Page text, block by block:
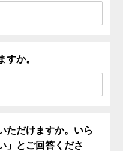
すか。
ただけますか。いら
」とご回答くださ